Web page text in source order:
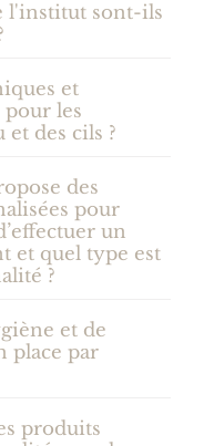
l'institut sont-ils
et
les
des cils ?
des
pour
un
et quel type est
?
et de
place par
produits